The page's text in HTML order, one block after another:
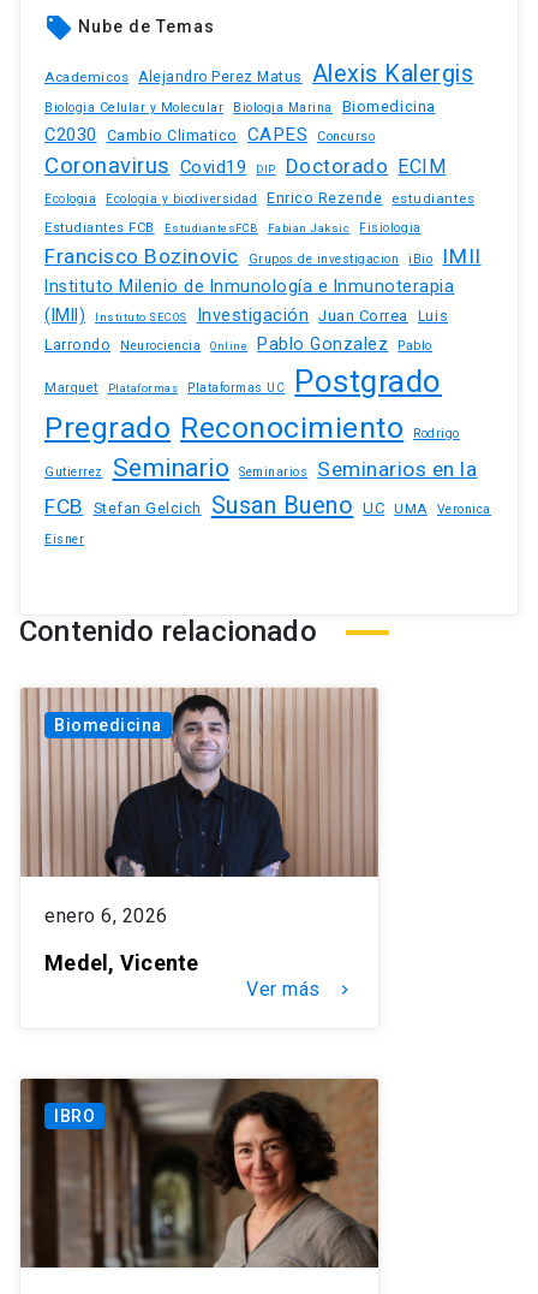
local_offer Nube de Temas
Academicos Alejandro Perez Matus Alexis Kalergis
Biologia Celular y Molecular Biologia Marina Biomedicina
C2030 Cambio Climatico CAPES Concurso
Coronavirus Covid19 DIP Doctorado ECIM
Ecologia Ecologia y biodiversidad Enrico Rezende estudiantes
Estudiantes FCB EstudiantesFCB Fabian Jaksic Fisiologia
Francisco Bozinovic Grupos de investigacion iBio IMII
Instituto Milenio de Inmunología e Inmunoterapia
(IMII)
Instituto SECOS Investigación Juan Correa Luis
Larrondo
Neurociencia Online Pablo Gonzalez Pablo
Marquet Plataformas Plataformas UC Postgrado
Pregrado Reconocimiento Rodrigo
Gutierrez Seminario Seminarios
Seminarios en la
FCB
Stefan Gelcich Susan Bueno UC UMA
Veronica
Eisner
Contenido relacionado
Biomedicina
enero 6, 2026
Medel, Vicente
Ver más keyboard_arrow_right
IBRO